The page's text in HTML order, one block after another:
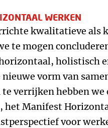
WERKEN
kwalitatieve als
te mogen
holistisch
nieuwe vorm van
verrijken hebben we
het Manifest
voor